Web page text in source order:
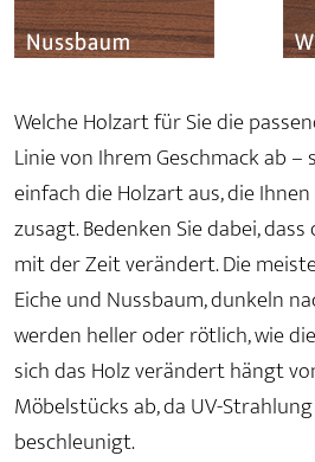
Welche Holzart für Sie die
Linie von Ihrem Geschmack ab –
einfach die Holzart aus, die
zusagt. Bedenken Sie dabei,
mit der Zeit verändert. Die
Eiche und Nussbaum, dunkeln
werden heller oder rötlich, wie
sich das Holz verändert hängt
Möbelstücks ab, da UV-
beschleunigt.